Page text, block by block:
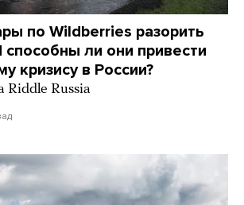
по Wildberries разорить
ли они привести
кризису в России?
Riddle Russia